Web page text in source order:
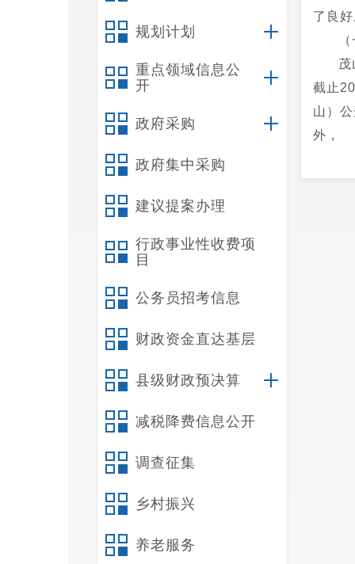
规划计划
重点领域信息公
开
政府采购
政府集中采购
建议提案办理
行政事业性收费项
目
公务员招考信息
财政资金直达基层
县级财政预决算
减税降费信息公开
调查征集
乡村振兴
养老服务
了良
茂
截止
山）
外，
房改